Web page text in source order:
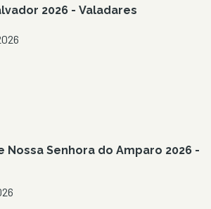
2026 - Valadares
Nossa Senhora do Amparo 2026 -